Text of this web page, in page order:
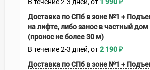
В течение2-3 дней 1 990₽
Доставка по СПб в зоне №1 +
на лифте, либо занос в частный дом
(пронос не более 30 м)
В течение2-3 дней 2 190₽
Доставка по СПб в зоне №1 +